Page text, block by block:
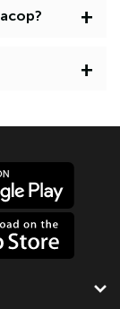
+
+